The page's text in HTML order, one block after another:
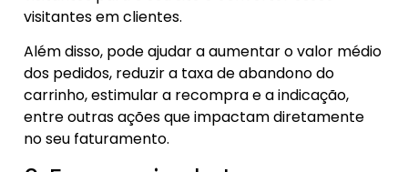
visitantes em clientes.
Além disso, pode ajudar a aumentar o valor médio
dos pedidos, reduzir a taxa de abandono do
carrinho, estimular a recompra e a indicação,
entre outras ações que impactam diretamente
no seu faturamento.